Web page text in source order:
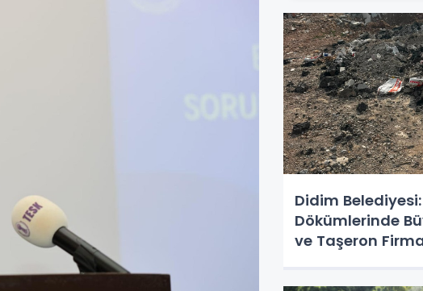
Didim
Dökümlerinde
ve Taşeron